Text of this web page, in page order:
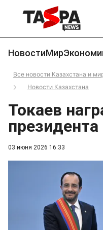
НовостиМир
Все новости Казахстана и
Новости Казахстана
03 июня 2026 16:33
Токаев